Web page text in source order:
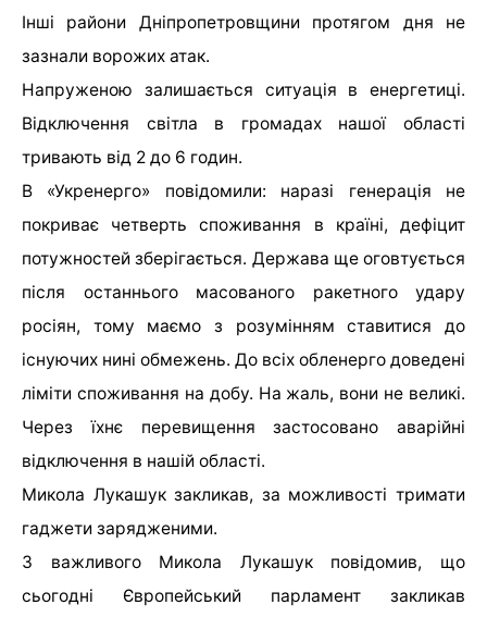
Інші райони Дніпропетровщини протягом дня не
зазнали ворожих атак.
Напруженою залишається ситуація в енергетиці.
Відключення світла в громадах нашої області
тривають від 2 до 6 годин.
В «Укренерго» повідомили: наразі генерація не
покриває четверть споживання в країні, дефіцит
потужностей зберігається. Держава ще оговтується
після останнього масованого ракетного удару
росіян, тому маємо з розумінням ставитися до
існуючих нині обмежень. До всіх обленерго доведені
ліміти споживання на добу. На жаль, вони не великі.
Через їхнє перевищення застосовано аварійні
відключення в нашій області.
Микола Лукашук закликав, за можливості тримати
гаджети зарядженими.
З важливого Микола Лукашук повідомив, що
сьогодні Європейський парламент закликав